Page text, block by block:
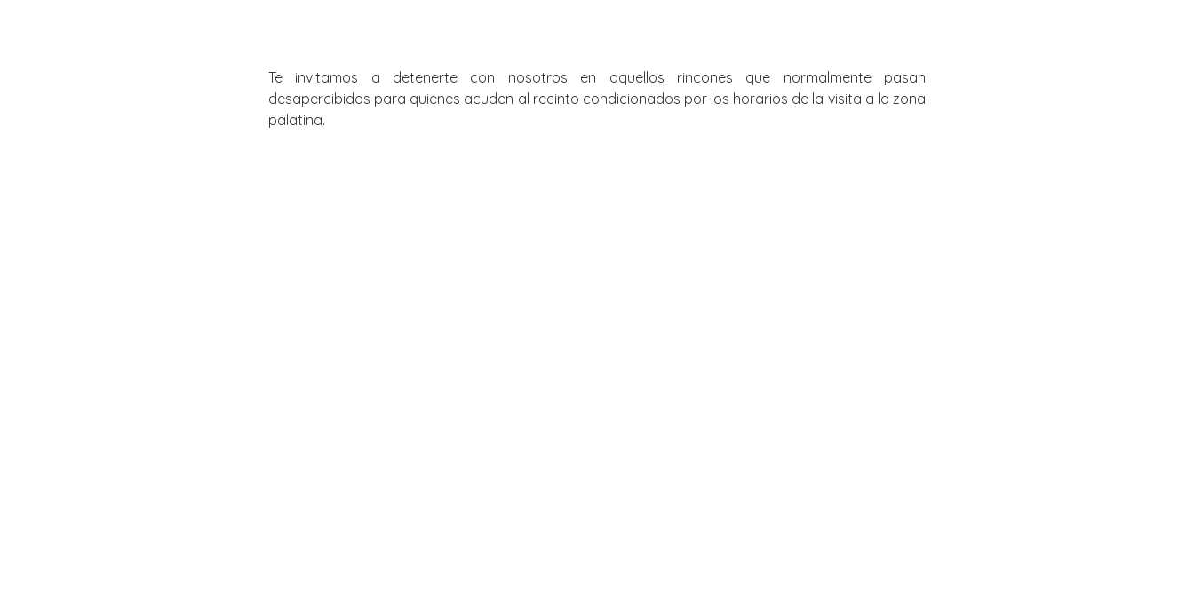
Te invitamos a detenerte con nosotros en aquellos rincones que normalmente pasan
desapercibidos para quienes acuden al recinto condicionados por los horarios de la visita a la zona
palatina.